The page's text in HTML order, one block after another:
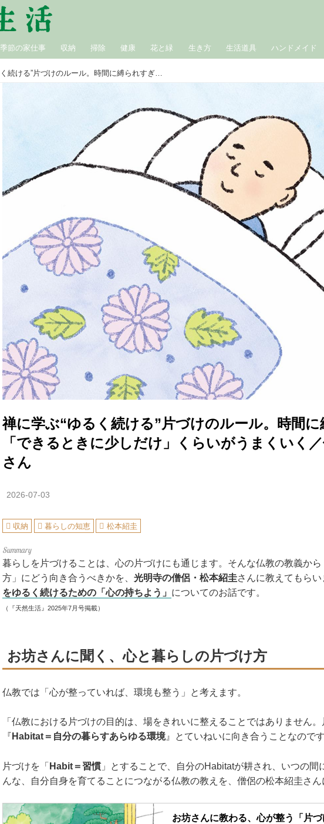
季節の家仕事 収納 掃除 健康 花と緑 生き方 生活道具 ハンドメイド
禅に学ぶ“ゆるく続ける”片づけのルール。時間に縛られすぎず「できるときに少しだけ」くらいがうまくいく／僧侶・松本紹圭さん
禅に学ぶ“ゆるく続ける”片づけのルール。時間
「できるときに少しだけ」くらいがうまくいく
さん
2026-07-03
収納 暮らしの知恵 松本紹圭
暮らしを片づけることは、心の片づけにも通じます。そんな仏教の教義か
方」にどう向き合うべきかを、 光明寺の僧侶・松本紹圭さんに教えてもらい
をゆるく続けるための「心の持ちよう」 についてのお話です。
（『天然生活』2025年7月号掲載）
お坊さんに聞く、心と暮らしの片づけ方
仏教では「心が整っていれば、環境も整う」と考えます。
「仏教における片づけの目的は、場をきれいに整えることではありません
『 Habitat＝自分の暮らすあらゆる環境』とていねいに向き合うことなのです
片づけを「 Habit＝習慣 」とすることで、自分のHabitatが耕され、いつの間
んな、自分自身を育てることにつながる仏教の教えを、僧侶の松本紹圭さん
お坊さんに教わる、心が整う「片